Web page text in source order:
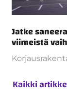
Jatke
viimeistä
Kaikki